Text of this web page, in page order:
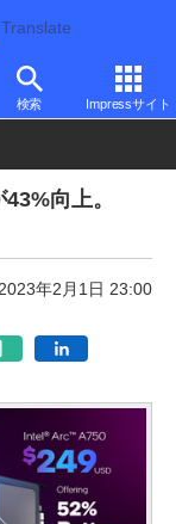
Translate
検索 Impressサイト
向上。
2023年2月1日 23:00